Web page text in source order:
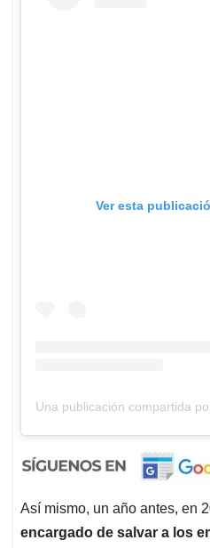
Ver esta
Una publicación compartida
Así mismo, un año antes, en
encargado de salvar a los